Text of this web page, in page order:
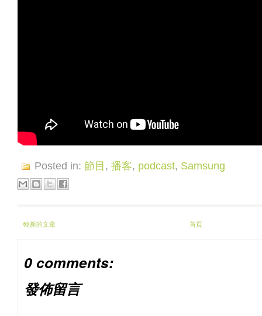
Posted in: 節目, 播客, podcast, Samsung
較新的文章 首頁
0 comments:
發佈留言